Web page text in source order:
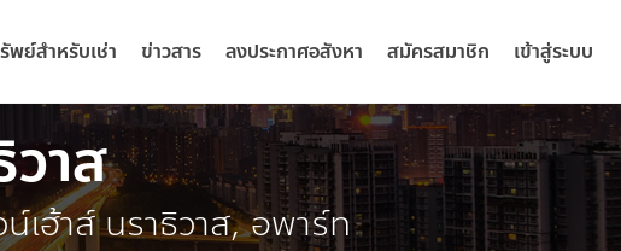
พย์สำหรับเช่า ข่าวสาร ลงประกาศอสังหา สมัครสมาชิก เข้าสู่ระบบ
าส
เฮ้าส์ นราธิวาส, อพาร์ท